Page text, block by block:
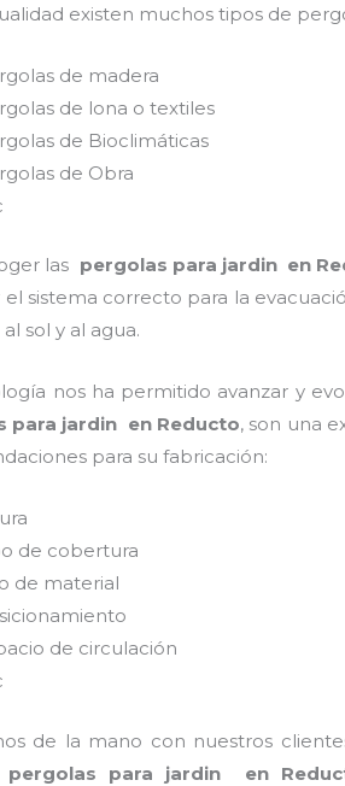
existen muchos tipos de
de madera
de lona o textiles
de Bioclimáticas
de Obra
las pergolas para jardin en
el sistema correcto para la
sol y al agua.
nos ha permitido avanzar y
para jardin en Reducto, son una
para su fabricación:
de cobertura
de material
de circulación
de la mano con nuestros
pergolas para jardin en